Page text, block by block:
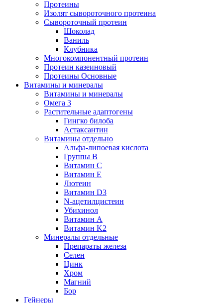
Протеины
Изолят сывороточного протеина
Сывороточный протеин
Шоколад
Ваниль
Клубника
Многокомпонентный протеин
Протеин казеиновый
Протеины Основные
Витамины и минералы
Витамины и минералы
Омега 3
Растительные адаптогены
Гингко билоба
Астаксантин
Витамины отдельно
Альфа-липоевая кислота
Группы B
Витамин С
Витамин Е
Лютеин
Витамин D3
N-ацетилцистеин
Убихинол
Витамин А
Витамин K2
Минералы отдельные
Препараты железа
Селен
Цинк
Хром
Магний
Бор
Гейнеры